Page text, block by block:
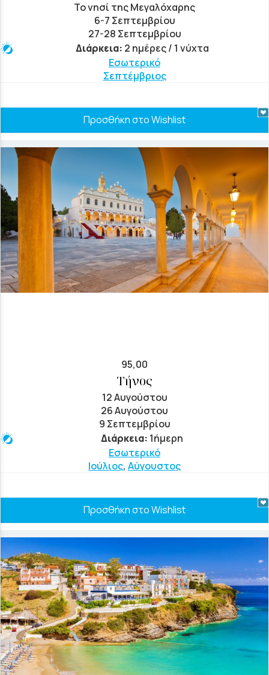
Το νησί της Μεγαλόχαρης
6-7 Σεπτεμβρίου
27-28 Σεπτεμβρίου
Διάρκεια: 2 ημέρες / 1 νύχτα
Εσωτερικό
Σεπτέμβριος
Προσθήκη στο Wishlist
95,00
Τήνος
12 Αυγούστου
26 Αυγούστου
9 Σεπτεμβρίου
Διάρκεια: 1ήμερη
Εσωτερικό
Ιούλιος, Αύγουστος
Προσθήκη στο Wishlist